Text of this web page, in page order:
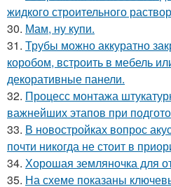
жидкого строительного
30. Мам, ну купи.
31. Трубы можно аккуратно
коробом, встроить в мебель
декоративные панели.
32. Процесс монтажа
важнейших этапов при
33. В новостройках вопрос
почти никогда не стоит в
34. Хорошая земляночка для
35. На схеме показаны